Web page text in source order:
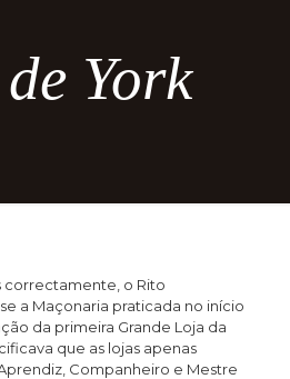
York
correctamente, o Rito
a Maçonaria praticada no início
da primeira Grande Loja da
que as lojas apenas
Companheiro e Mestre